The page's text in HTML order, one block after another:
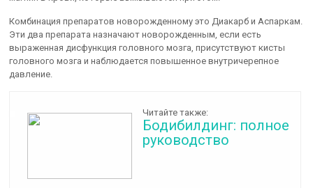
Комбинация препаратов новорожденному это Диакарб и Аспаркам.
Эти два препарата назначают новорожденным, если есть
выраженная дисфункция головного мозга, присутствуют кисты
головного мозга и наблюдается повышенное внутричерепное
давление.
Читайте также:
Бодибилдинг: полное
руководство